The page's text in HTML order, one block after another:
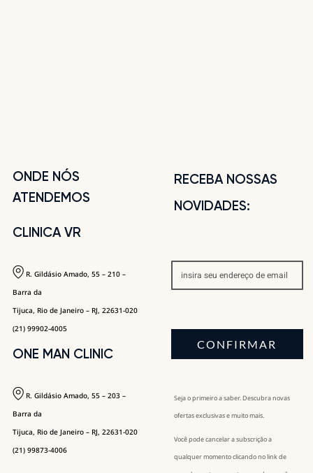
ONDE NÓS
ATENDEMOS
CLINICA VR
R. Gildásio Amado, 55 – 210 –
Barra da
Tijuca, Rio de Janeiro – RJ, 22631-020
(21) 99902-4005
ONE MAN CLINIC
R. Gildásio Amado, 55 – 203 –
Barra da
Tijuca, Rio de Janeiro – RJ, 22631-020
(21) 99873-4006
RECEBA NOSSAS
NOVIDADES:
CONFIRMAR
Seja o primeiro a saber. Descubra novas
ofertas exclusivas e muito mais.
Você pode cancelar a subscrição a
qualquer momento clicando no link de